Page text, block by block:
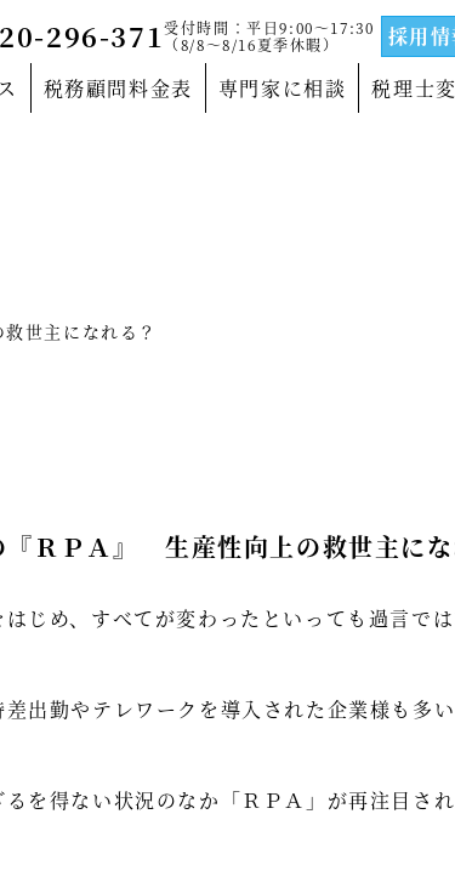
296-371受付時間：平日9:00～17:30
（8/8～8/16夏季休暇）
採用
税務顧問料金表 専門家に相談 税理士
の専門家
世主になれる？
『ＲＰＡ』 生産性向上の救世主にな
じめ、すべてが変わったといっても過言で
出勤やテレワークを導入された企業様も多
を得ない状況のなか「ＲＰＡ」が再注目さ